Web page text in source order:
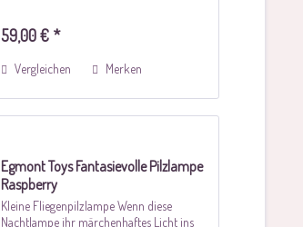
Kinderbett und...
59,00 € *
Vergleichen Merken
Egmont Toys Fantasievolle Pilzlampe
Raspberry
Kleine Fliegenpilzlampe Wenn diese
Nachtlampe ihr märchenhaftes Licht ins